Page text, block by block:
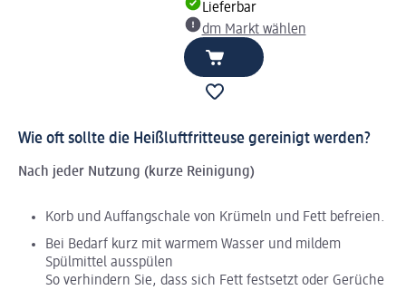
Lieferbar
dm Markt wählen
Wie oft sollte die Heißluftfritteuse gereinigt werden?
Nach jeder Nutzung (kurze Reinigung)
Korb und Auffangschale von Krümeln und Fett befreien.
Bei Bedarf kurz mit warmem Wasser und mildem
Spülmittel ausspülen
So verhindern Sie, dass sich Fett festsetzt oder Gerüche